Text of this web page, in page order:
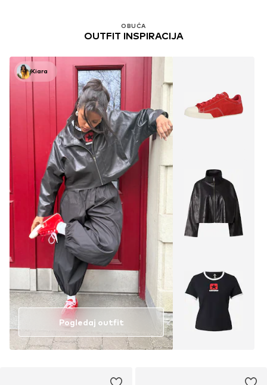
OBUĆA
OUTFIT INSPIRACIJA
Kiara
Pogledaj outfit